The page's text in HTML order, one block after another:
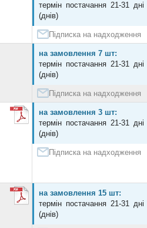
термін постачання 21-31 дні
(днів)
Підписка на надходження
на замовлення 7 шт:
термін постачання 21-31 дні
(днів)
Підписка на надходження
на замовлення 3 шт:
термін постачання 21-31 дні
(днів)
Підписка на надходження
на замовлення 15 шт:
термін постачання 21-31 дні
(днів)